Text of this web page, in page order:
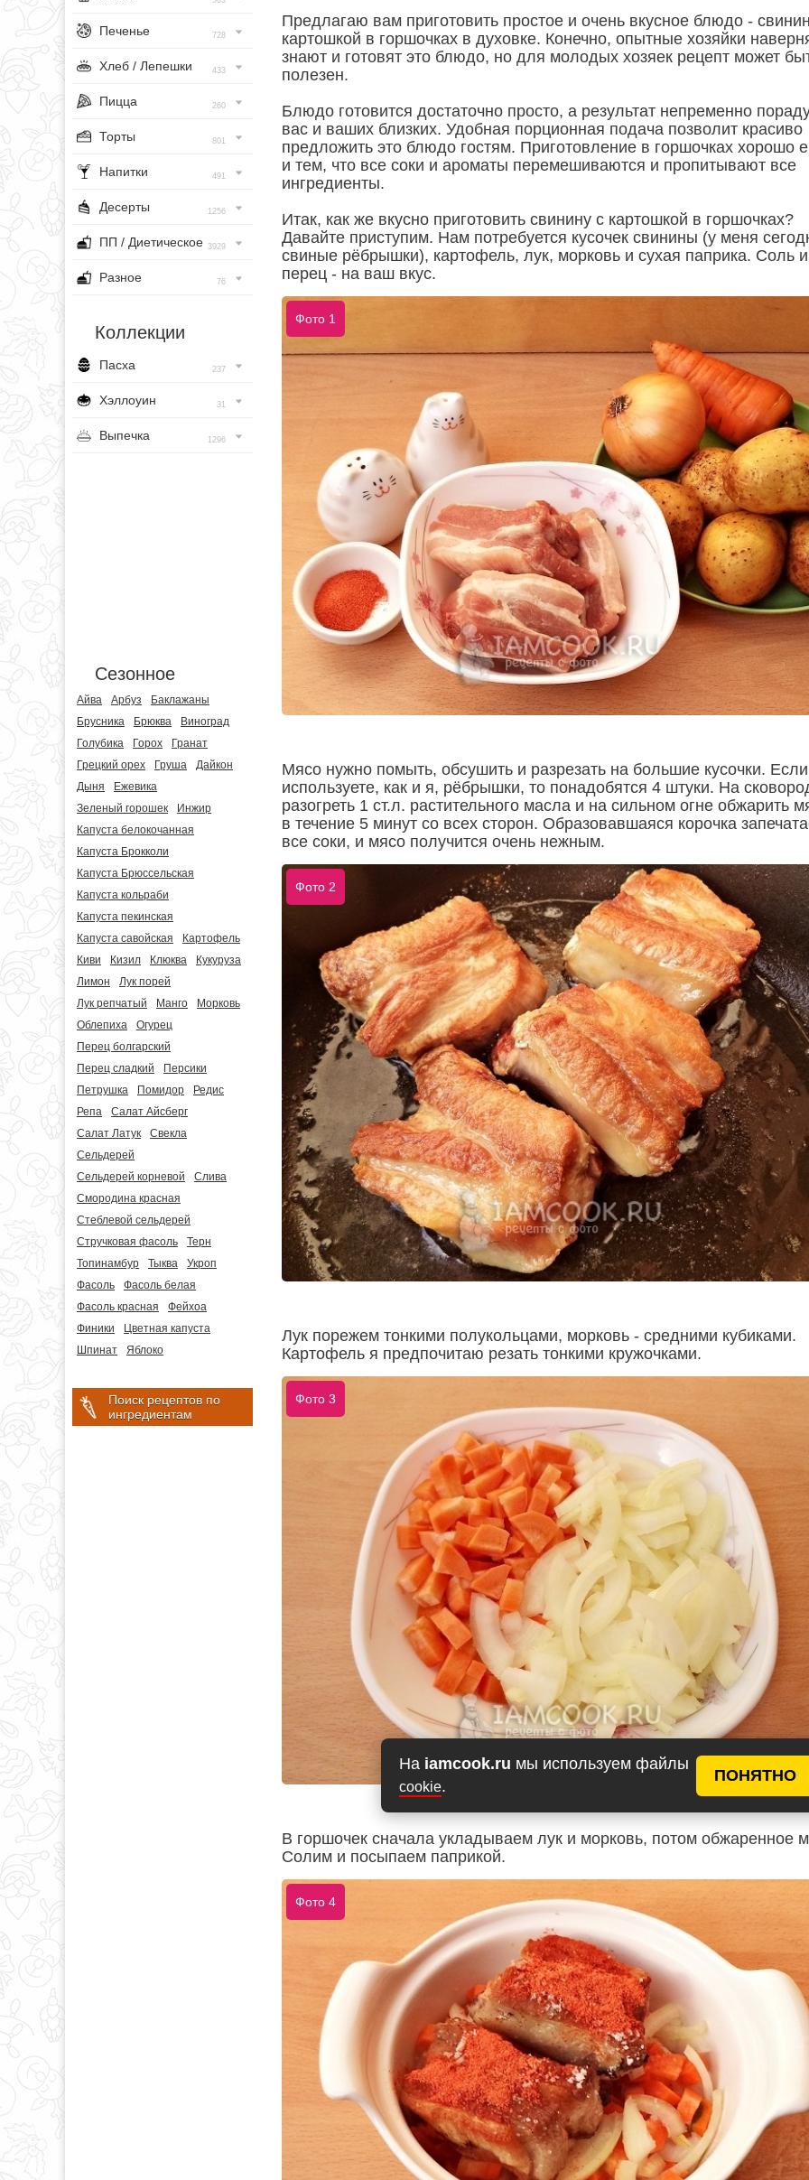
На iamcook.ru мы используем файлы
cookie.
ПОНЯТНО
Печенье 728
Хлеб / Лепешки 433
Пицца 260
Торты 801
Напитки 491
Десерты 1256
ПП / Диетическое 3929
Разное 76
Коллекции
Пасха 237
Хэллоуин 31
Выпечка 1296
Сезонное
Айва Арбуз
Баклажаны
Брусника
Брюква
Виноград
Голубика
Горох
Гранат
Грецкий орех
Груша
Дайкон
Дыня
Ежевика
Зеленый горошек
Инжир
Капуста белокочанная
Капуста Брокколи
Капуста Брюссельская
Капуста кольраби
Капуста пекинская
Капуста савойская
Картофель
Киви
Кизил Клюква
Кукуруза
Лимон
Лук порей
Лук репчатый
Манго
Морковь
Облепиха
Огурец
Перец болгарский
Перец сладкий
Персики
Петрушка
Помидор
Редис
Репа
Салат Айсберг
Салат Латук
Свекла
Сельдерей
Сельдерей корневой
Слива
Смородина красная
Стеблевой сельдерей
Стручковая фасоль
Терн
Топинамбур
Тыква
Укроп
Фасоль
Фасоль белая
Фасоль красная
Фейхоа
Финики
Цветная капуста
Шпинат
Яблоко
Поиск рецептов по
ингредиентам
Предлагаю вам приготовить простое и очень вкусное блюдо -
картошкой в горшочках в духовке. Конечно, опытные хозяйки
знают и готовят это блюдо, но для молодых хозяек рецепт может
полезен.
Блюдо готовится достаточно просто, а результат непременно
вас и ваших близких. Удобная порционная подача позволит красиво
предложить это блюдо гостям. Приготовление в горшочках хорошо
и тем, что все соки и ароматы перемешиваются и пропитывают все
ингредиенты.
Итак, как же вкусно приготовить свинину с картошкой в горшочках?
Давайте приступим. Нам потребуется кусочек свинины (у меня
свиные рёбрышки), картофель, лук, морковь и сухая паприка. Соль и
перец - на ваш вкус.
Фото 1
Мясо нужно помыть, обсушить и разрезать на большие кусочки.
используете, как и я, рёбрышки, то понадобятся 4 штуки. На
разогреть 1 ст.л. растительного масла и на сильном огне обжарить
в течение 5 минут со всех сторон. Образовавшаяся корочка
все соки, и мясо получится очень нежным.
Фото 2
Лук порежем тонкими полукольцами, морковь - средними кубиками.
Картофель я предпочитаю резать тонкими кружочками.
Фото 3
В горшочек сначала укладываем лук и морковь, потом обжаренное
Солим и посыпаем паприкой.
Фото 4